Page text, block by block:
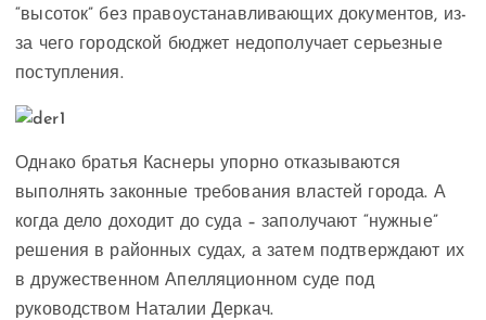
“высоток” без правоустанавливающих документов, из-
за чего городской бюджет недополучает серьезные
поступления.
Однако братья Каснеры упорно отказываются
выполнять законные требования властей города. А
когда дело доходит до суда – заполучают “нужные”
решения в районных судах, а затем подтверждают их
в дружественном Апелляционном суде под
руководством Наталии Деркач.